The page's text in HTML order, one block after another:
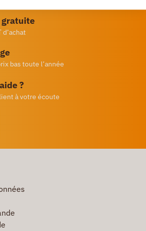
gratuite
d’achat
bas toute l’année
?
à votre écoute